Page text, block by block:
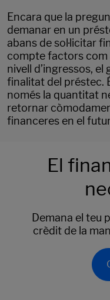
Encara que la
demanar en un
abans de sol·licitar
compte factors com
nivell d’ingressos, el
finalitat del préstec.
només la quantitat
retornar
financeres en el
El
Demana el teu
crèdit de la